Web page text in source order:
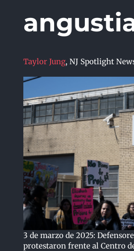
Taylor Jung, NJ Spotlight
3 de marzo de 2025:
protestaron frente al Centro